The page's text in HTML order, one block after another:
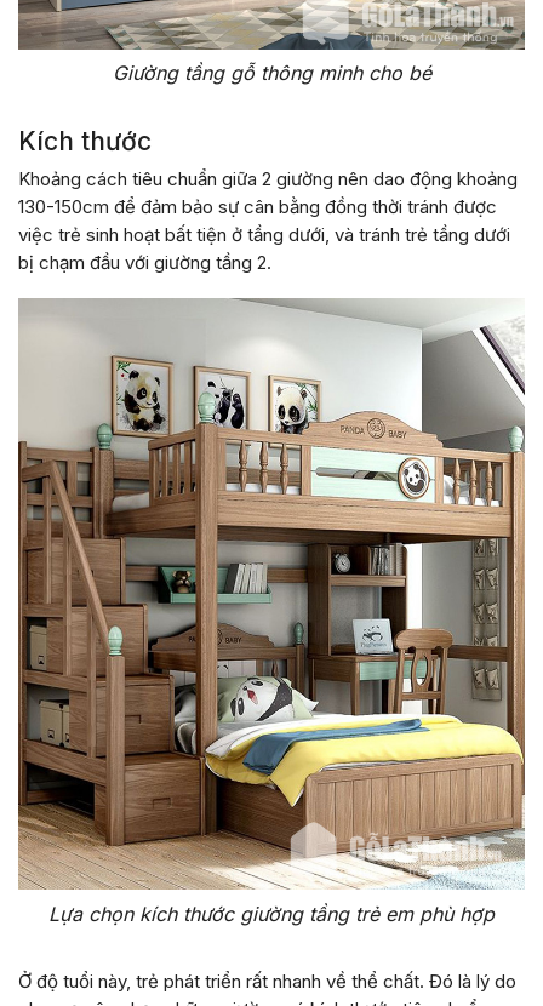
Giường tầng gỗ thông minh cho bé
Kích thước
Khoảng cách tiêu chuẩn giữa 2 giường nên dao động khoảng
130-150cm để đảm bảo sự cân bằng đồng thời tránh được
việc trẻ sinh hoạt bất tiện ở tầng dưới, và tránh trẻ tầng dưới
bị chạm đầu với giường tầng 2.
Lựa chọn kích thước giường tầng trẻ em phù hợp
Ở độ tuổi này, trẻ phát triển rất nhanh về thể chất. Đó là lý do